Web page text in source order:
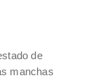
de
manchas